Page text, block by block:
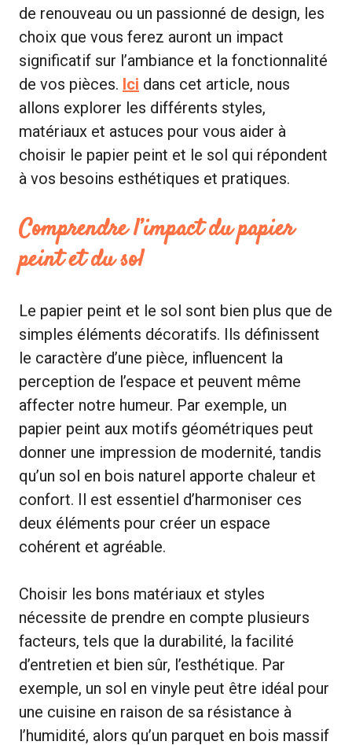
de renouveau ou un passionné de design, les
choix que vous ferez auront un impact
significatif sur l’ambiance et la fonctionnalité
de vos pièces. Ici dans cet article, nous
allons explorer les différents styles,
matériaux et astuces pour vous aider à
choisir le papier peint et le sol qui répondent
à vos besoins esthétiques et pratiques.
Comprendre l’impact du papier
peint et du sol
Le papier peint et le sol sont bien plus que de
simples éléments décoratifs. Ils définissent
le caractère d’une pièce, influencent la
perception de l’espace et peuvent même
affecter notre humeur. Par exemple, un
papier peint aux motifs géométriques peut
donner une impression de modernité, tandis
qu’un sol en bois naturel apporte chaleur et
confort. Il est essentiel d’harmoniser ces
deux éléments pour créer un espace
cohérent et agréable.
Choisir les bons matériaux et styles
nécessite de prendre en compte plusieurs
facteurs, tels que la durabilité, la facilité
d’entretien et bien sûr, l’esthétique. Par
exemple, un sol en vinyle peut être idéal pour
une cuisine en raison de sa résistance à
l’humidité, alors qu’un parquet en bois massif